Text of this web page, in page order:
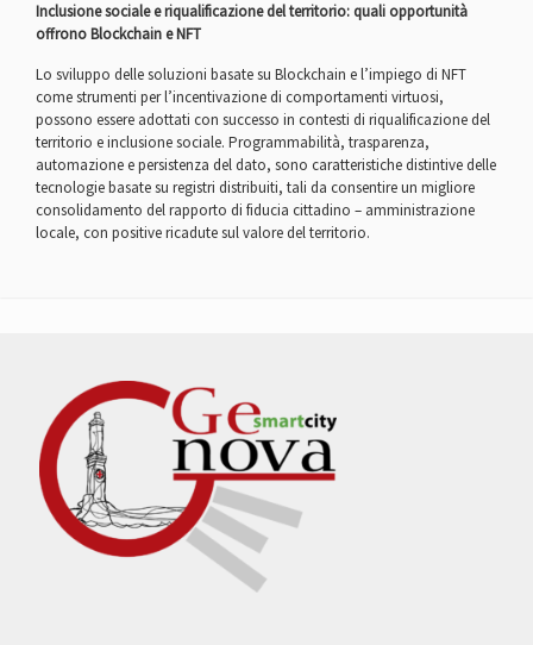
Inclusione sociale e riqualificazione del territorio: quali opportunità
offrono Blockchain e NFT
Lo sviluppo delle soluzioni basate su Blockchain e l’impiego di NFT
come strumenti per l’incentivazione di comportamenti virtuosi,
possono essere adottati con successo in contesti di riqualificazione del
territorio e inclusione sociale. Programmabilità, trasparenza,
automazione e persistenza del dato, sono caratteristiche distintive delle
tecnologie basate su registri distribuiti, tali da consentire un migliore
consolidamento del rapporto di fiducia cittadino – amministrazione
locale, con positive ricadute sul valore del territorio.